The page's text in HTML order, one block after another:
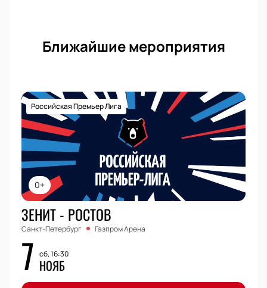
Ближайшие мероприятия
0+
Российская Премьер Лига
ЗЕНИТ - РОСТОВ
Санкт-Петербург Газпром Арена
7 сб, 16:30
НОЯБ